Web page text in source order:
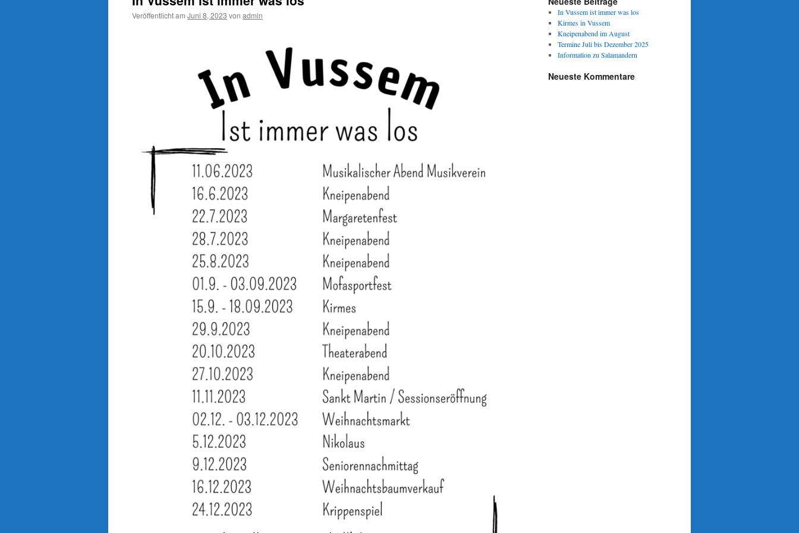
Veröffentlicht am Juni 8, 2023 von admin
In Vussem ist immer was los
Kirmes in Vussem
Kneipenabend im August
Termine Juli bis Dezember 2025
Information zu Salamandern
Neueste Kommentare